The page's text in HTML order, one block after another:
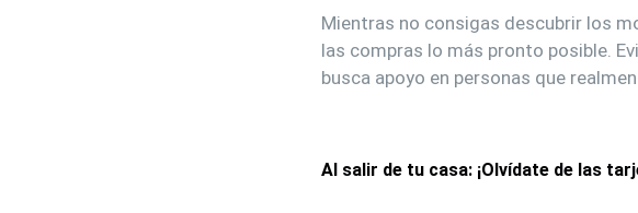
Mientras no consigas descubrir los
las compras lo más pronto posible.
busca apoyo en personas que
Al salir de tu casa: ¡Olvídate de las